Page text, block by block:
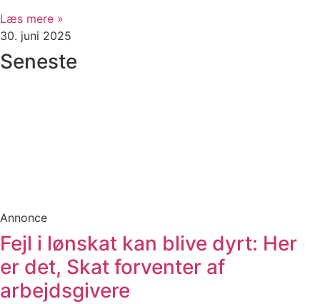
Læs mere »
30. juni 2025
Seneste
Annonce
Fejl i lønskat kan blive dyrt: Her
er det, Skat forventer af
arbejdsgivere